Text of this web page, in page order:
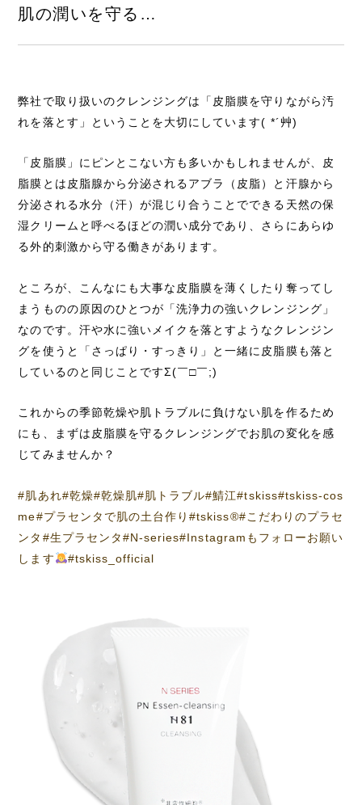
肌の潤いを守る…
弊社で取り扱いのクレンジングは「皮脂膜を守りながら汚
れを落とす」ということを大切にしています( *´艸)
「皮脂膜」にピンとこない方も多いかもしれませんが、皮
脂膜とは皮脂腺から分泌されるアブラ（皮脂）と汗腺から
分泌される水分（汗）が混じり合うことでできる天然の保
湿クリームと呼べるほどの潤い成分であり、さらにあらゆ
る外的刺激から守る働きがあります。
ところが、こんなにも大事な皮脂膜を薄くしたり奪ってし
まうものの原因のひとつが「洗浄力の強いクレンジング」
なのです。汗や水に強いメイクを落とすようなクレンジン
グを使うと「さっぱり・すっきり」と一緒に皮脂膜も落と
しているのと同じことですΣ(￣□￣;)
これからの季節乾燥や肌トラブルに負けない肌を作るため
にも、まずは皮脂膜を守るクレンジングでお肌の変化を感
じてみませんか？
#肌あれ#乾燥#乾燥肌#肌トラブル#鯖江#tskiss#tskiss-cos
me#プラセンタで肌の土台作り#tskiss®️#こだわりのプラセ
ンタ#生プラセンタ#N-series#Instagramもフォローお願い
します
#tskiss_official